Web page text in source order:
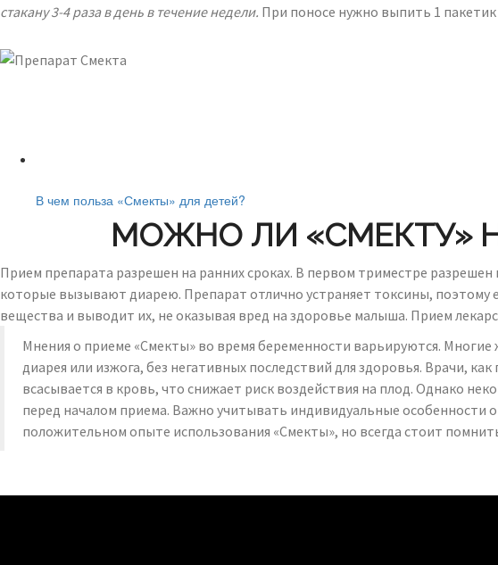
стакану 3-4 раза в день в течение недели. При поносе нужно выпить 1 пакетик
В чем польза «Смекты» для детей?
МОЖНО ЛИ «СМЕКТУ»
Прием препарата разрешен на ранних сроках. В первом триместре
которые вызывают диарею. Препарат отлично устраняет токсины, поэтому
вещества и выводит их, не оказывая вред на здоровье малыша. Прием
Мнения о приеме «Смекты» во время беременности варьируются.
диарея или изжога, без негативных последствий для здоровья. Врачи,
всасывается в кровь, что снижает риск воздействия на плод. Однако
перед началом приема. Важно учитывать индивидуальные
положительном опыте использования «Смекты», но всегда стоит